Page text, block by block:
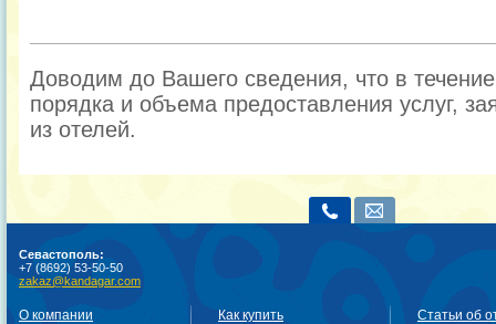
Доводим до Вашего сведения, что в
порядка и объема предоставления услуг,
из отелей.
Севастополь:
+7 (8692) 53-50-50
zakaz@kandagar.com
О компании
Как купить
Статьи об